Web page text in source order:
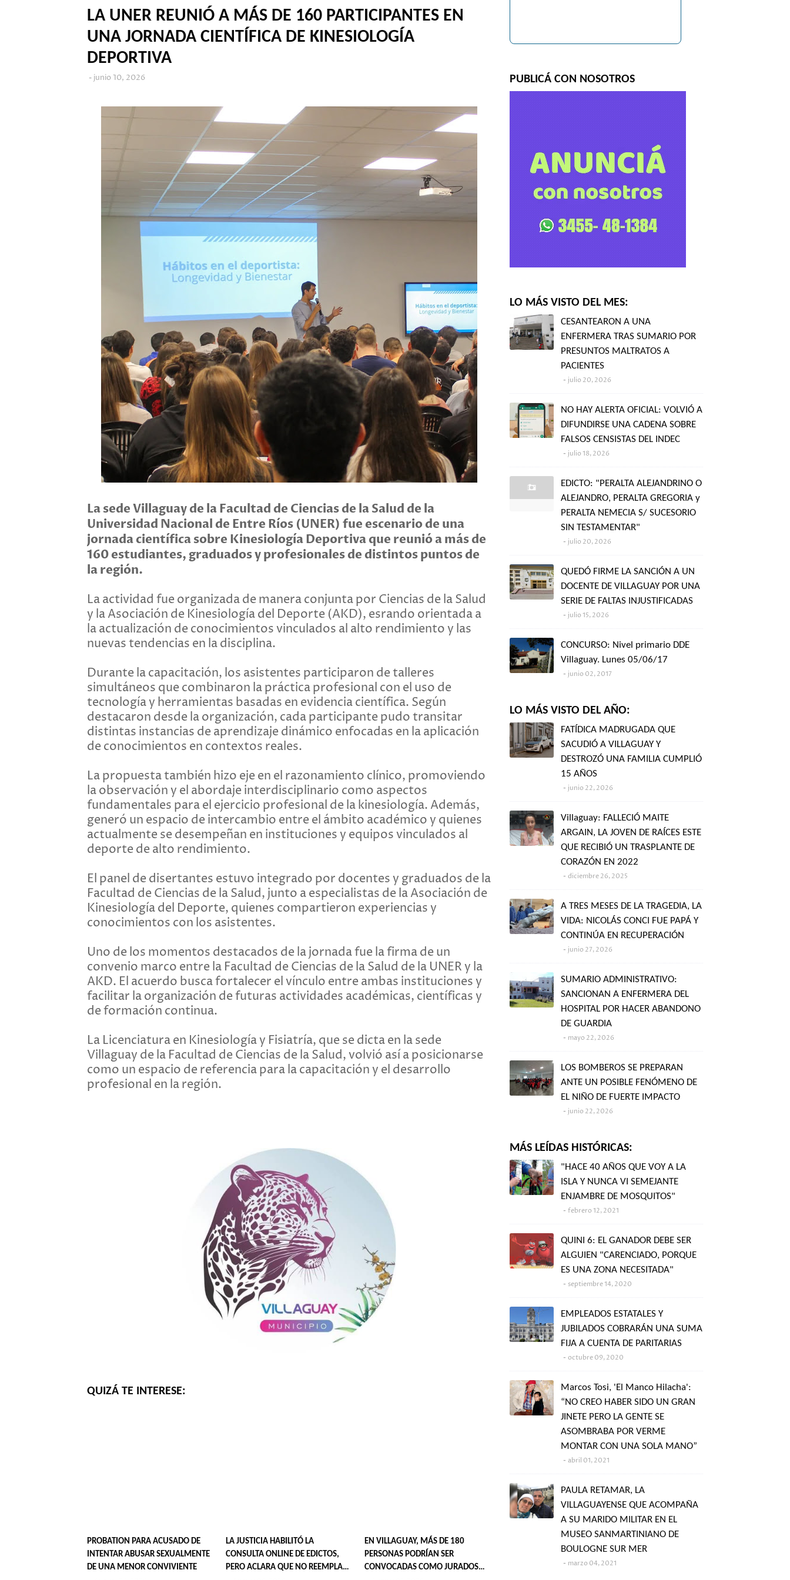
LA UNER REUNIÓ A MÁS DE 160 PARTICIPANTES EN
UNA JORNADA CIENTÍFICA DE KINESIOLOGÍA
DEPORTIVA
junio 10, 2026
La sede Villaguay de la Facultad de Ciencias de la Salud de la
Universidad Nacional de Entre Ríos (UNER) fue escenario de una
jornada científica sobre Kinesiología Deportiva que reunió a más de
160 estudiantes, graduados y profesionales de distintos puntos de
la región.
La actividad fue organizada de manera conjunta por Ciencias de la Salud
y la Asociación de Kinesiología del Deporte (AKD), esrando orientada a
la actualización de conocimientos vinculados al alto rendimiento y las
nuevas tendencias en la disciplina.
Durante la capacitación, los asistentes participaron de talleres
simultáneos que combinaron la práctica profesional con el uso de
tecnología y herramientas basadas en evidencia científica. Según
destacaron desde la organización, cada participante pudo transitar
distintas instancias de aprendizaje dinámico enfocadas en la aplicación
de conocimientos en contextos reales.
La propuesta también hizo eje en el razonamiento clínico, promoviendo
la observación y el abordaje interdisciplinario como aspectos
fundamentales para el ejercicio profesional de la kinesiología. Además,
generó un espacio de intercambio entre el ámbito académico y quienes
actualmente se desempeñan en instituciones y equipos vinculados al
deporte de alto rendimiento.
El panel de disertantes estuvo integrado por docentes y graduados de la
Facultad de Ciencias de la Salud, junto a especialistas de la Asociación de
Kinesiología del Deporte, quienes compartieron experiencias y
conocimientos con los asistentes.
Uno de los momentos destacados de la jornada fue la firma de un
convenio marco entre la Facultad de Ciencias de la Salud de la UNER y la
AKD. El acuerdo busca fortalecer el vínculo entre ambas instituciones y
facilitar la organización de futuras actividades académicas, científicas y
de formación continua.
La Licenciatura en Kinesiología y Fisiatría, que se dicta en la sede
Villaguay de la Facultad de Ciencias de la Salud, volvió así a posicionarse
como un espacio de referencia para la capacitación y el desarrollo
profesional en la región.
QUIZÁ TE INTERESE:
PROBATION PARA ACUSADO DE
INTENTAR ABUSAR SEXUALMENTE
DE UNA MENOR CONVIVIENTE
LA JUSTICIA HABILITÓ LA
CONSULTA ONLINE DE EDICTOS,
PERO ACLARA QUE NO REEMPLAZA
EN VILLAGUAY, MÁS DE 180
PERSONAS PODRÍAN SER
CONVOCADAS COMO JURADOS
PUBLICÁ CON NOSOTROS
LO MÁS VISTO DEL MES:
CESANTEARON A UNA
ENFERMERA TRAS SUMARIO POR
PRESUNTOS MALTRATOS A
PACIENTES
julio 20, 2026
NO HAY ALERTA OFICIAL: VOLVIÓ A
DIFUNDIRSE UNA CADENA SOBRE
FALSOS CENSISTAS DEL INDEC
julio 18, 2026
EDICTO: "PERALTA ALEJANDRINO O
ALEJANDRO, PERALTA GREGORIA y
PERALTA NEMECIA S/ SUCESORIO
SIN TESTAMENTAR"
julio 20, 2026
QUEDÓ FIRME LA SANCIÓN A UN
DOCENTE DE VILLAGUAY POR UNA
SERIE DE FALTAS INJUSTIFICADAS
julio 15, 2026
CONCURSO: Nivel primario DDE
Villaguay. Lunes 05/06/17
junio 02, 2017
LO MÁS VISTO DEL AÑO:
FATÍDICA MADRUGADA QUE
SACUDIÓ A VILLAGUAY Y
DESTROZÓ UNA FAMILIA CUMPLIÓ
15 AÑOS
junio 22, 2026
Villaguay: FALLECIÓ MAITE
ARGAIN, LA JOVEN DE RAÍCES ESTE
QUE RECIBIÓ UN TRASPLANTE DE
CORAZÓN EN 2022
diciembre 26, 2025
A TRES MESES DE LA TRAGEDIA, LA
VIDA: NICOLÁS CONCI FUE PAPÁ Y
CONTINÚA EN RECUPERACIÓN
junio 27, 2026
SUMARIO ADMINISTRATIVO:
SANCIONAN A ENFERMERA DEL
HOSPITAL POR HACER ABANDONO
DE GUARDIA
mayo 22, 2026
LOS BOMBEROS SE PREPARAN
ANTE UN POSIBLE FENÓMENO DE
EL NIÑO DE FUERTE IMPACTO
junio 22, 2026
MÁS LEÍDAS HISTÓRICAS:
"HACE 40 AÑOS QUE VOY A LA
ISLA Y NUNCA VI SEMEJANTE
ENJAMBRE DE MOSQUITOS"
febrero 12, 2021
QUINI 6: EL GANADOR DEBE SER
ALGUIEN "CARENCIADO, PORQUE
ES UNA ZONA NECESITADA"
septiembre 14, 2020
EMPLEADOS ESTATALES Y
JUBILADOS COBRARÁN UNA SUMA
FIJA A CUENTA DE PARITARIAS
octubre 09, 2020
Marcos Tosi, 'El Manco Hilacha':
“NO CREO HABER SIDO UN GRAN
JINETE PERO LA GENTE SE
ASOMBRABA POR VERME
MONTAR CON UNA SOLA MANO”
abril 01, 2021
PAULA RETAMAR, LA
VILLAGUAYENSE QUE ACOMPAÑA
A SU MARIDO MILITAR EN EL
MUSEO SANMARTINIANO DE
BOULOGNE SUR MER
marzo 04, 2021